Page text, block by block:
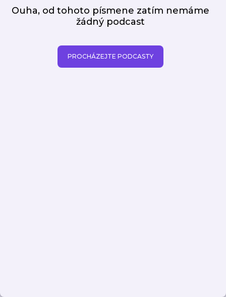
Ouha, od tohoto písmene zatím nemáme
žádný podcast
PROCHÁZEJTE PODCASTY